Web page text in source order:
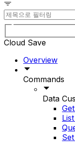
Cloud Save
Overview
Commands
Data